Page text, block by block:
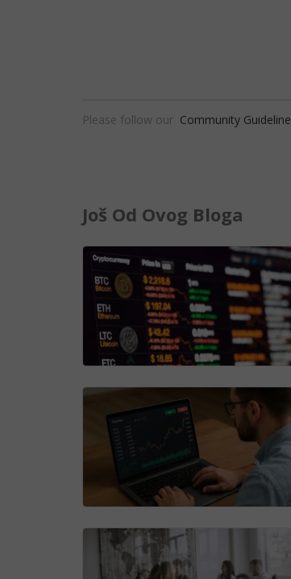
Please follow our Community
Još Od Ovog Bloga